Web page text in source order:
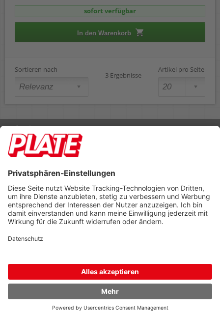
sofort verfügbar
In den Warenkorb
Sortieren nach
3 Ergebnisse
Artikel pro Seite
Rufen Sie uns an 04298 401-0
Lieferbedingungen Impressum
Footer anzeigen
PLATE Büromaterial Vertriebs GmbH
Hilligenwarf 5
entwicklung: decoit